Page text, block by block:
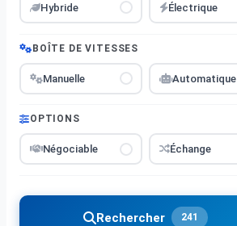
Hybride Électrique
BOÎTE DE VITESSES
Manuelle Automatique
OPTIONS
Négociable Échange
Rechercher 241